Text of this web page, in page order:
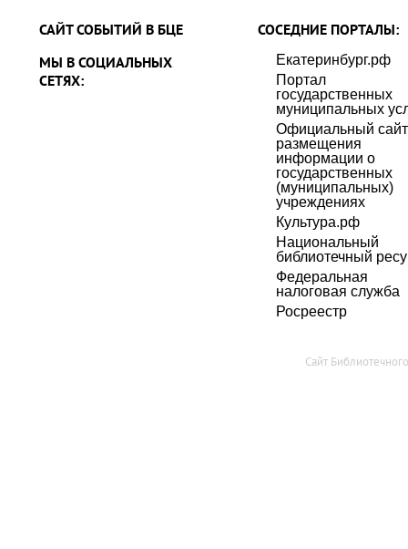
САЙТ СОБЫТИЙ В БЦЕ
МЫ В СОЦИАЛЬНЫХ
СЕТЯХ:
СОСЕДНИЕ ПОРТАЛЫ:
Екатеринбург.рф
Портал
государственных
муниципальных
Официальный
размещения
информации о
государственных
(муниципальных)
учреждениях
Культура.рф
Национальный
библиотечный
Федеральная
налоговая служба
Росреестр
Сайт